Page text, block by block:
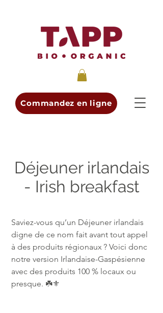
Commandez en ligne
Déjeuner irlandais
- Irish breakfast
Saviez-vous qu’un Déjeuner irlandais
digne de ce nom fait avant tout appel
à des produits régionaux ? Voici donc
notre version Irlandaise-Gaspésienne
avec des produits 100 % locaux ou
presque. ☘️⚜️